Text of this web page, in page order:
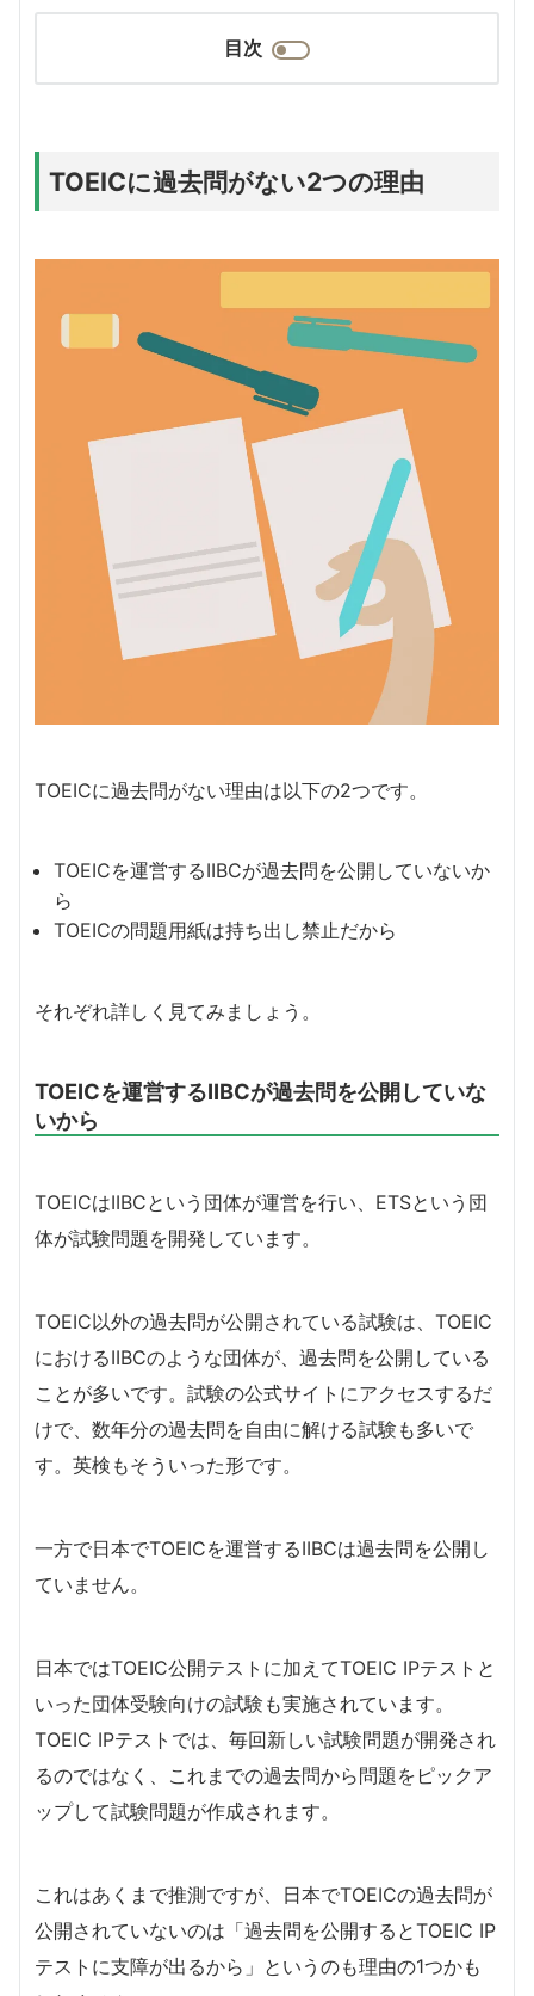
目次
TOEICに過去問がない2つの理由
TOEICに過去問がない理由は以下の2つです。
TOEICを運営するIIBCが過去問を公開していないか
ら
TOEICの問題用紙は持ち出し禁止だから
それぞれ詳しく見てみましょう。
TOEICを運営するIIBCが過去問を公開していな
いから
TOEICはIIBCという団体が運営を行い、ETSという団
体が試験問題を開発しています。
TOEIC以外の過去問が公開されている試験は、TOEIC
におけるIIBCのような団体が、過去問を公開している
ことが多いです。試験の公式サイトにアクセスするだ
けで、数年分の過去問を自由に解ける試験も多いで
す。英検もそういった形です。
一方で日本でTOEICを運営するIIBCは過去問を公開し
ていません。
日本ではTOEIC公開テストに加えてTOEIC IPテストと
いった団体受験向けの試験も実施されています。
TOEIC IPテストでは、毎回新しい試験問題が開発され
るのではなく、これまでの過去問から問題をピックア
ップして試験問題が作成されます。
これはあくまで推測ですが、日本でTOEICの過去問が
公開されていないのは「過去問を公開するとTOEIC IP
テストに支障が出るから」というのも理由の1つかも